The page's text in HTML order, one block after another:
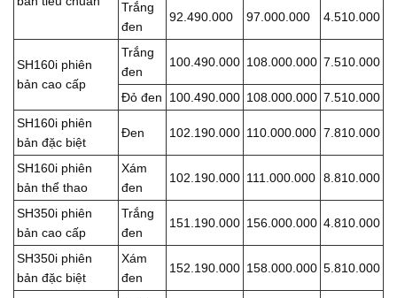
Trắng
đen
92.490.000 97.000.000 4.510.000
SH160i phiên
bản cao cấp
Trắng
đen
100.490.000 108.000.000 7.510.000
Đỏ đen 100.490.000 108.000.000 7.510.000
SH160i phiên
bản đặc biệt
Đen 102.190.000 110.000.000 7.810.000
SH160i phiên
bản thể thao
Xám
đen
102.190.000 111.000.000 8.810.000
SH350i phiên
bản cao cấp
Trắng
đen
151.190.000 156.000.000 4.810.000
SH350i phiên
bản đặc biệt
Xám
đen
152.190.000 158.000.000 5.810.000